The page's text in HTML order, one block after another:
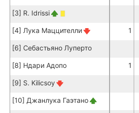
[3] R. Idrissi
[4] Лука Маццителли 1
[6] Себастьяно Луперто
[8] Ндари Адопо 1
[9] S. Kilicsoy
[10] Джанлука Гаэтано